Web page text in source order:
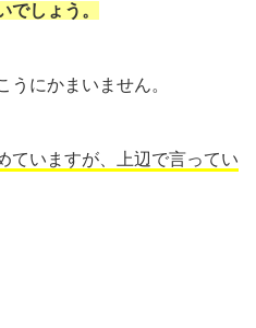
でしょう。
うにかまいません。
ていますが、上辺で言ってい